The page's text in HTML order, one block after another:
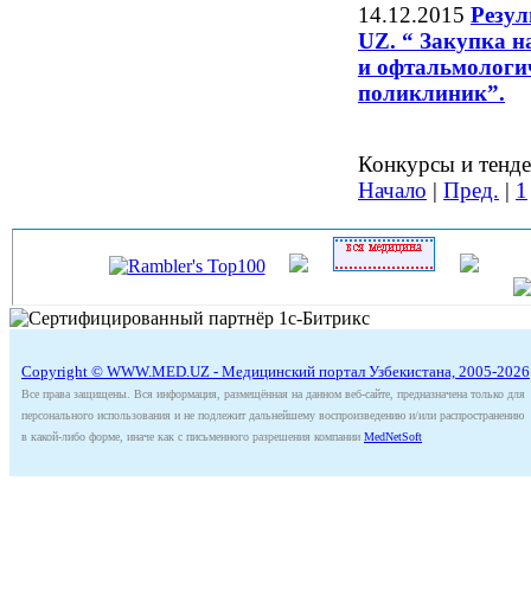
14.12.2015
UZ. “ Закупка
и
поликлиник”.
Конкурсы и
Начало | Пред. | 1
Copyright © WWW.MED.UZ - Медицинский портал Узбекистана, 2005-2026
Все права защищены. Вся информация, размещённая на данном веб-сайте, предназначена только для
персонального использования и не подлежит дальнейшему воспроизведению и/или распространению
в какой-либо форме, иначе как с письменного разрешения компании MedNetSoft